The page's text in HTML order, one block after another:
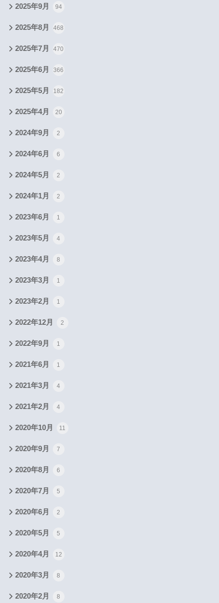
2025年9月 94
2025年8月 468
2025年7月 470
2025年6月 366
2025年5月 182
2025年4月 20
2024年9月 2
2024年6月 6
2024年5月 2
2024年1月 2
2023年6月 1
2023年5月 4
2023年4月 8
2023年3月 1
2023年2月 1
2022年12月 2
2022年9月 1
2021年6月 1
2021年3月 4
2021年2月 4
2020年10月 11
2020年9月 7
2020年8月 6
2020年7月 5
2020年6月 2
2020年5月 5
2020年4月 12
2020年3月 8
2020年2月 8